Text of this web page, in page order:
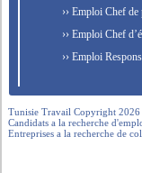
›› Emploi Chef de
›› Emploi Chef
›› Emploi
Tunisie Travail Copyright
Candidats a la recherche
Entreprises a la recherche de